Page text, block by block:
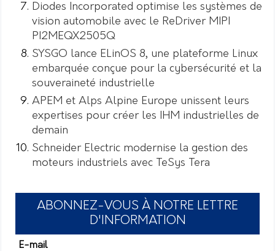
Diodes Incorporated optimise les systèmes de
vision automobile avec le ReDriver MIPI
PI2MEQX2505Q
SYSGO lance ELinOS 8, une plateforme Linux
embarquée conçue pour la cybersécurité et la
souveraineté industrielle
APEM et Alps Alpine Europe unissent leurs
expertises pour créer les IHM industrielles de
demain
Schneider Electric modernise la gestion des
moteurs industriels avec TeSys Tera
ABONNEZ-VOUS À NOTRE LETTRE
D'INFORMATION
E-mail